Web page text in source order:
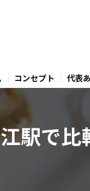
コンセプト 代表
駅で